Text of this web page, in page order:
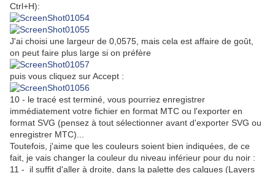
Ctrl+H):
J'ai choisi une largeur de 0,0575, mais cela est affaire de goût,
on peut faire plus large si on préfère
puis vous cliquez sur Accept :
10 - le tracé est terminé, vous pourriez enregistrer
immédiatement votre fichier en format MTC ou l'exporter en
format SVG (pensez à tout sélectionner avant d'exporter SVG ou
enregistrer MTC)...
Toutefois, j'aime que les couleurs soient bien indiquées, de ce
fait, je vais changer la couleur du niveau inférieur pour du noir :
11 - il suffit d'aller à droite, dans la palette des calques (Layers